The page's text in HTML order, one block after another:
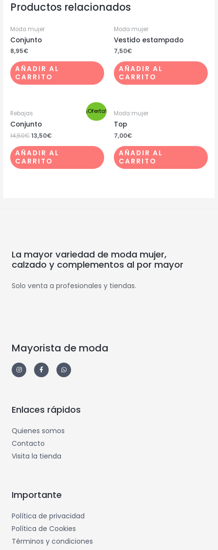
Productos relacionados
Moda mujer
Conjunto
8,95€
AÑADIR AL
CARRITO
Moda mujer
Vestido estampado
7,50€
AÑADIR AL
CARRITO
¡Oferta!
Rebajas
Conjunto
14,50€13,50€
AÑADIR AL
CARRITO
Moda mujer
Top
7,00€
AÑADIR AL
CARRITO
La mayor variedad de moda mujer,
calzado y complementos al por mayor
Solo venta a profesionales y tiendas.
Mayorista de moda
Enlaces rápidos
Quienes somos
Contacto
Visita la tienda
Importante
Política de privacidad
Política de Cookies
Términos y condiciones